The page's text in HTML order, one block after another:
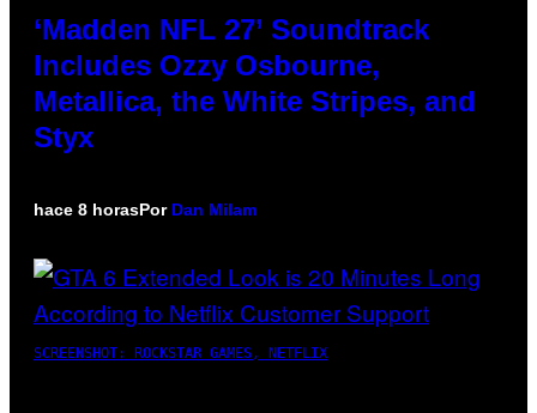
‘Madden NFL 27’ Soundtrack
Includes Ozzy Osbourne,
Metallica, the White Stripes, and
Styx
hace 8 horasPor Dan Milam
SCREENSHOT: ROCKSTAR GAMES, NETFLIX